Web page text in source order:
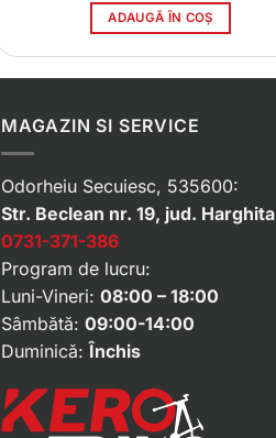
ADAUGĂ ÎN COȘ
MAGAZIN SI SERVICE
Odorheiu Secuiesc, 535600:
Str. Beclean nr. 19, jud. Harghita
0731-371-386
Program de lucru:
Luni-Vineri: 08:00 – 18:00
Sâmbătă: 09:00-14:00
Duminică:Închis